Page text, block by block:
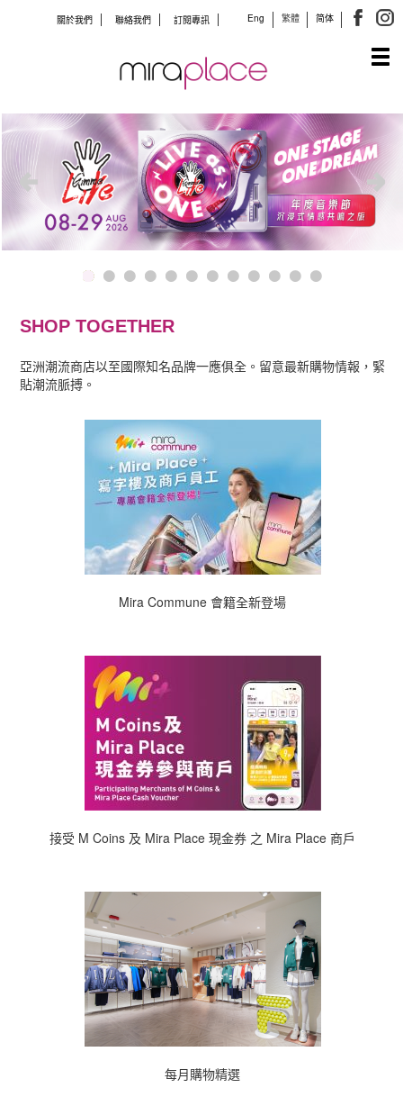
Eng 繁體 简体
關於我們 聯絡我們 訂閱專訊
SHOP TOGETHER
亞洲潮流商店以至國際知名品牌一應俱全。留意最新購物情報，緊
貼潮流脈搏。
Mira Commune 會籍全新登場
接受 M Coins 及 Mira Place 現金券 之 Mira Place 商戶
每月購物精選